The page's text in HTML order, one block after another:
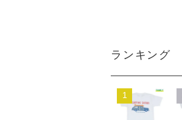
ランキング
1